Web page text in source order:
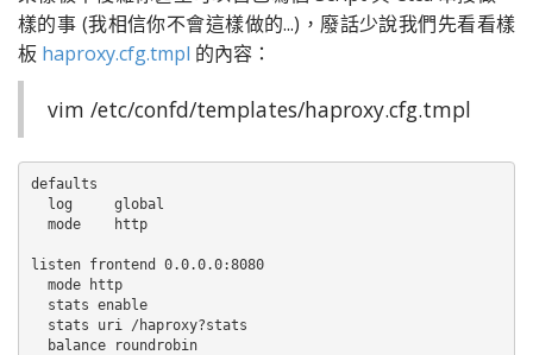
樣的事 (我相信你不會這樣做的...)，廢話少說我們先看看樣
板 haproxy.cfg.tmpl 的內容：
vim /etc/confd/templates/haproxy.cfg.tmpl
defaults
  log     global
  mode    http
listen frontend 0.0.0.0:8080
  mode http
  stats enable
  stats uri /haproxy?stats
  balance roundrobin